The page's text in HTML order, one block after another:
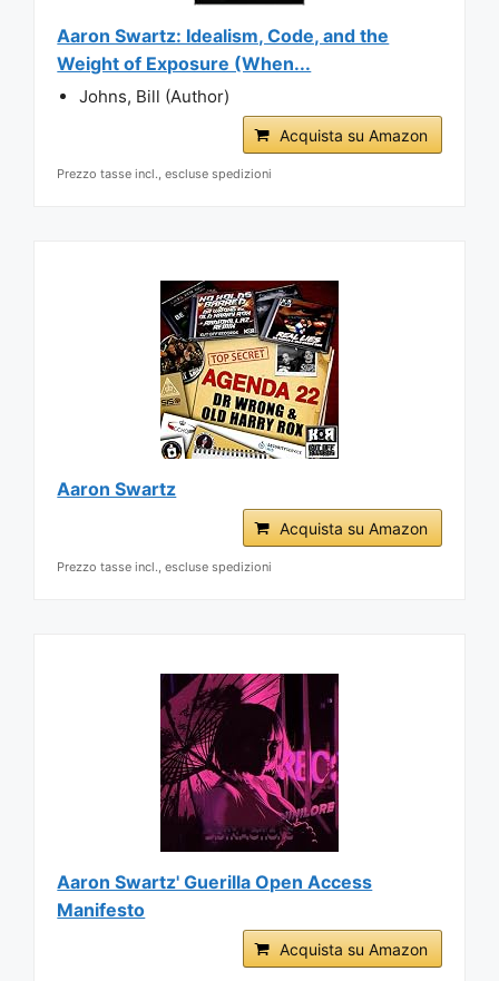
Aaron Swartz: Idealism, Code, and the
Weight of Exposure (When...
Johns, Bill (Author)
Acquista su Amazon
Prezzo tasse incl., escluse spedizioni
Aaron Swartz
Acquista su Amazon
Prezzo tasse incl., escluse spedizioni
Aaron Swartz' Guerilla Open Access
Manifesto
Acquista su Amazon